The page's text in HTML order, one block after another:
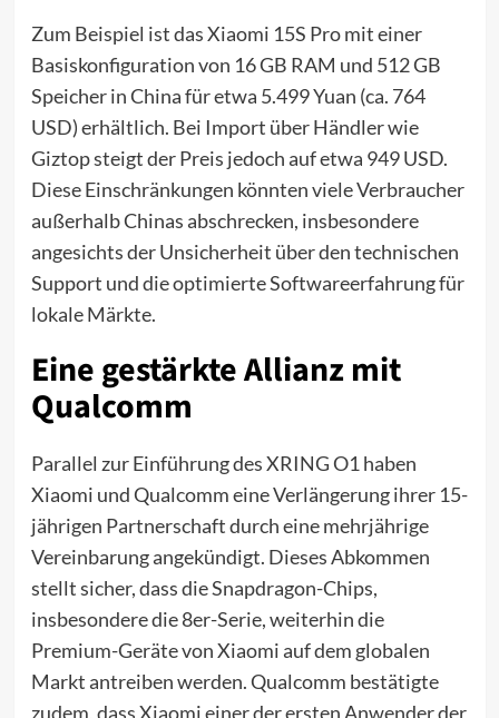
Zum Beispiel ist das Xiaomi 15S Pro mit einer
Basiskonfiguration von 16 GB RAM und 512 GB
Speicher in China für etwa 5.499 Yuan (ca. 764
USD) erhältlich. Bei Import über Händler wie
Giztop steigt der Preis jedoch auf etwa 949 USD.
Diese Einschränkungen könnten viele Verbraucher
außerhalb Chinas abschrecken, insbesondere
angesichts der Unsicherheit über den technischen
Support und die optimierte Softwareerfahrung für
lokale Märkte.
Eine gestärkte Allianz mit
Qualcomm
Parallel zur Einführung des XRING O1 haben
Xiaomi und Qualcomm eine Verlängerung ihrer 15-
jährigen Partnerschaft durch eine mehrjährige
Vereinbarung angekündigt. Dieses Abkommen
stellt sicher, dass die Snapdragon-Chips,
insbesondere die 8er-Serie, weiterhin die
Premium-Geräte von Xiaomi auf dem globalen
Markt antreiben werden. Qualcomm bestätigte
zudem, dass Xiaomi einer der ersten Anwender der